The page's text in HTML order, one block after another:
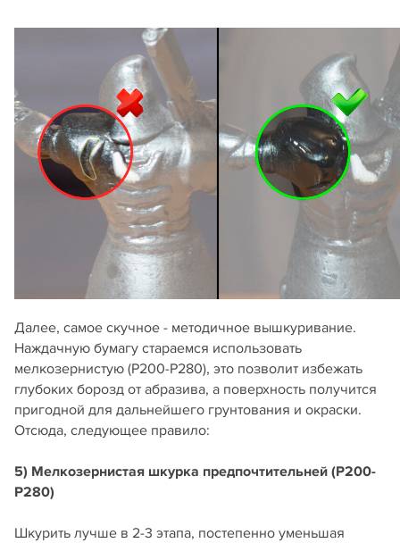
Далее, самое скучное - методичное вышкуривание.
Наждачную бумагу стараемся использовать
мелкозернистую (Р200-Р280), это позволит избежать
глубоких борозд от абразива, а поверхность получится
пригодной для дальнейшего грунтования и окраски.
Отсюда, следующее правило:
5) Мелкозернистая шкурка предпочтительней (Р200-
Р280)
Шкурить лучше в 2-3 этапа, постепенно уменьшая